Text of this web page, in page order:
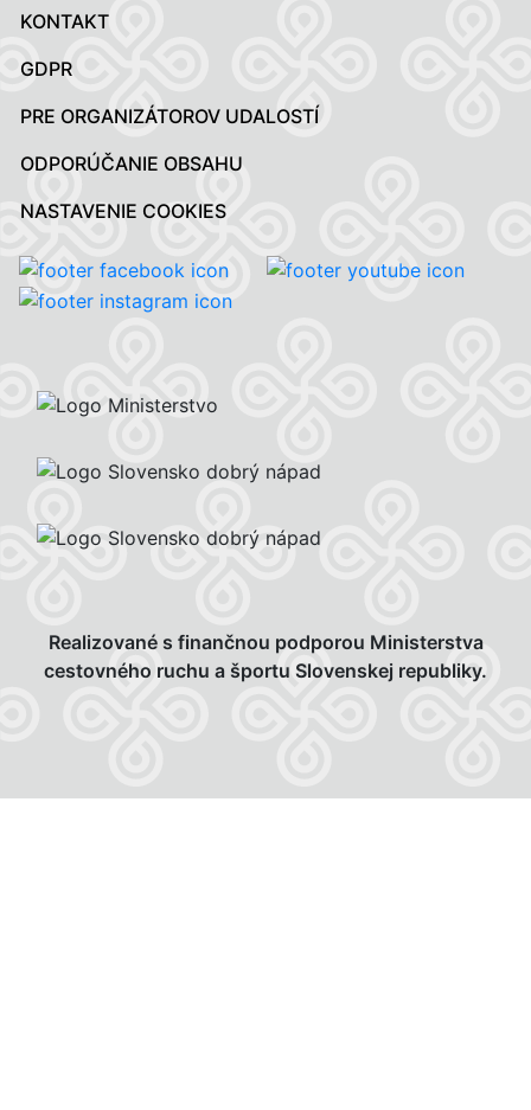
KONTAKT
GDPR
PRE ORGANIZÁTOROV UDALOSTÍ
ODPORÚČANIE OBSAHU
NASTAVENIE COOKIES
Realizované s finančnou podporou Ministerstva
cestovného ruchu a športu Slovenskej republiky.